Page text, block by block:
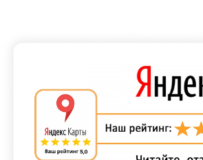
с кондиционером, для создания более эстетического
Процесс укладки коммуникаций в штробу требует
специальных инструментов и навыков. Сначала
на стене делается углубление в виде штробы,
в которую затем укладываются трубы и кабели. Затем
штроба закрывается и отделывается, чтобы быть
визуально незаметной. Это может включать
шпатлевание, покраску или другие методы отделки,